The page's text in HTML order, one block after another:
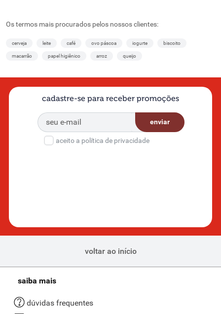
Os termos mais procurados pelos nossos clientes:
cerveja leite café ovo páscoa iogurte biscoito
macarrão papel higiênico arroz queijo
cadastre-se para receber promoções
enviar
aceito a política de privacidade
voltar ao início
saiba mais
dúvidas frequentes